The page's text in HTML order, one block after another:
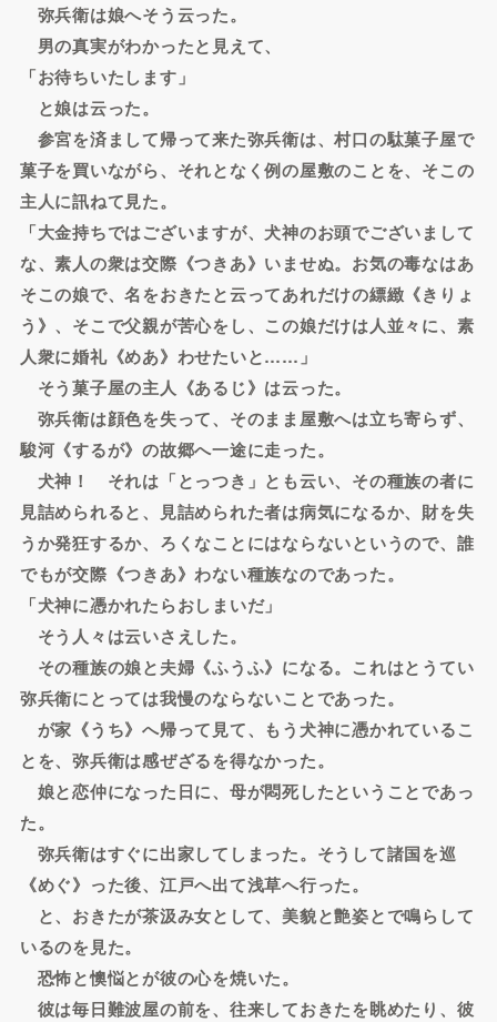
弥兵衛は娘へそう云った。
男の真実がわかったと見えて、
「お待ちいたします」
と娘は云った。
参宮を済まして帰って来た弥兵衛は、村口の駄菓子屋で
菓子を買いながら、それとなく例の屋敷のことを、そこの
主人に訊ねて見た。
「大金持ちではございますが、犬神のお頭でございまして
な、素人の衆は交際《つきあ》いませぬ。お気の毒なはあ
そこの娘で、名をおきたと云ってあれだけの縹緻《きりょ
う》、そこで父親が苦心をし、この娘だけは人並々に、素
人衆に婚礼《めあ》わせたいと……」
そう菓子屋の主人《あるじ》は云った。
弥兵衛は顔色を失って、そのまま屋敷へは立ち寄らず、
駿河《するが》の故郷へ一途に走った。
犬神！ それは「とっつき」とも云い、その種族の者に
見詰められると、見詰められた者は病気になるか、財を失
うか発狂するか、ろくなことにはならないというので、誰
でもが交際《つきあ》わない種族なのであった。
「犬神に憑かれたらおしまいだ」
そう人々は云いさえした。
その種族の娘と夫婦《ふうふ》になる。これはとうてい
弥兵衛にとっては我慢のならないことであった。
が家《うち》へ帰って見て、もう犬神に憑かれているこ
とを、弥兵衛は感ぜざるを得なかった。
娘と恋仲になった日に、母が悶死したということであっ
た。
弥兵衛はすぐに出家してしまった。そうして諸国を巡
《めぐ》った後、江戸へ出て浅草へ行った。
と、おきたが茶汲み女として、美貌と艶姿とで鳴らして
いるのを見た。
恐怖と懊悩とが彼の心を焼いた。
彼は毎日難波屋の前を、往来しておきたを眺めたり、彼